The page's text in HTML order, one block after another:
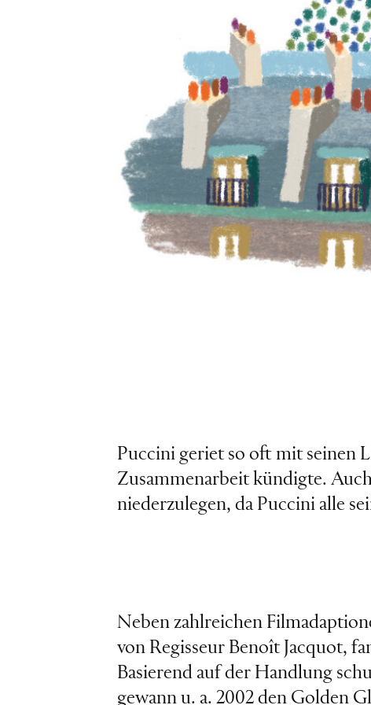
Puccini geriet so oft mit seinen
Zusammenarbeit kündigte.
niederzulegen, da Puccini alle
Neben zahlreichen
von Regisseur Benoît Jacquot,
Basierend auf der Handlung
gewann u. a. 2002 den Golden